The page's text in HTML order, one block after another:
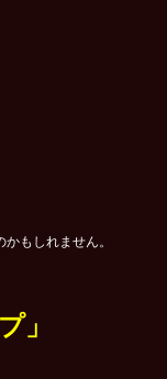
もしれません。
」